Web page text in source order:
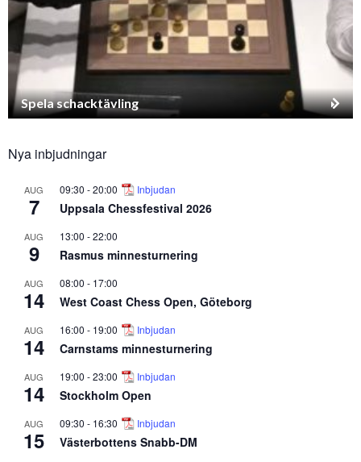
Spela schacktävling
Nya inbjudningar
AUG
7
09:30 -20:00 Inbjudan
Uppsala Chessfestival 2026
AUG
9
13:00 -22:00
Rasmus minnesturnering
AUG
14
08:00 - 17:00
West Coast Chess Open, Göteborg
AUG
14
16:00 - 19:00 Inbjudan
Carnstams minnesturnering
AUG
14
19:00 -23:00 Inbjudan
Stockholm Open
AUG
15
09:30 - 16:30 Inbjudan
Västerbottens Snabb-DM